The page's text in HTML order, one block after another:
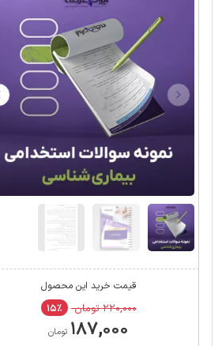
قیمت خرید این محصول
۲۲۰,۰۰۰ تومان ۱۵٪
۱۸۷,۰۰۰ تومان